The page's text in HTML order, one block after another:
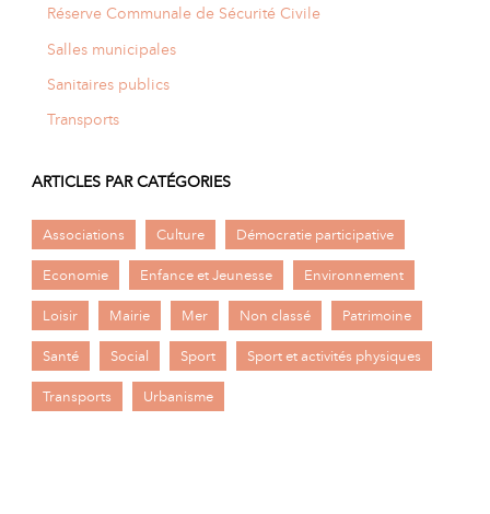
Réserve Communale de Sécurité Civile
Salles municipales
Sanitaires publics
Transports
ARTICLES PAR CATÉGORIES
Associations Culture Démocratie participative
Economie Enfance et Jeunesse Environnement
Loisir Mairie Mer Non classé Patrimoine
Santé Social Sport Sport et activités physiques
Transports Urbanisme